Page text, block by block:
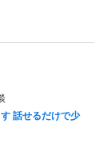
話せるだけで少